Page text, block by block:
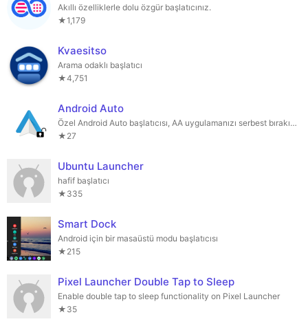
Akıllı özelliklerle dolu özgür başlatıcınız.
★1,179
Kvaesitso
Arama odaklı başlatıcı
★4,751
Android Auto
Özel Android Auto başlatıcısı, AA uygulamanızı serbest bırakın, daha fazla özelliği açın!
★27
Ubuntu Launcher
hafif başlatıcı
★335
Smart Dock
Android için bir masaüstü modu başlatıcısı
★215
Pixel Launcher Double Tap to Sleep
Enable double tap to sleep functionality on Pixel Launcher
★35